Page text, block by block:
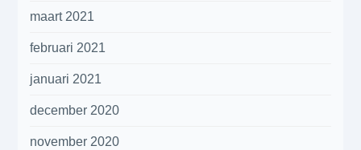
maart 2021
februari 2021
januari 2021
december 2020
november 2020